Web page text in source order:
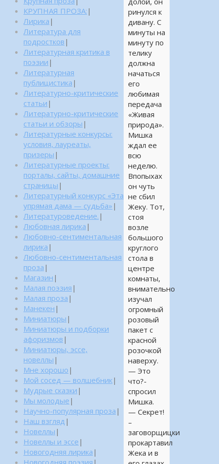
ринулся к
дивану. С
минуты на
минуту по
телику
должна
начаться
его
любимая
передача
«Живая
природа».
Мишка
ждал ее
всю
неделю.
Впопыхах
он чуть
не сбил
Жеку. Тот,
стоя
возле
большого
круглого
стола в
центре
комнаты,
внимательно
изучал
огромный
розовый
пакет с
красной
розочкой
наверху.
— Это
что?-
спросил
Мишка.
— Секрет!
–
заговорщицки
прокартавил
Жека и в
КРУПНАЯ ПРОЗА: |
Лирика |
Литература для
подростков |
Литературная критика в
поэзии |
Литературная
публицистика |
Литературно-критические
статьи |
Литературно-критические
статьи и обзоры |
Литературные конкурсы:
условия, лауреаты,
призеры |
Литературные проекты:
порталы, сайты, домашние
страницы |
Литературный конкурс «Эта
упрямая дама — судьба» |
Литературоведение. |
Любовная лирика |
Любовно-сентиментальная
лирика |
Любовно-сентиментальная
проза |
Магазин |
Малая поэзия |
Малая проза |
Манекен |
Миниатюры |
Миниатюры и подборки
афоризмов |
Миниатюры, эссе,
новеллы |
Мне хорошо |
Мой сосед — волшебник|
Мудрые сказки |
Мы молодые |
Научно-популярная проза |
Наш взгляд |
Новеллы |
Новеллы и эссе |
Новогодняя лирика |
Новогодняя поэзия |